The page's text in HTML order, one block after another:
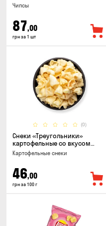
Чипсы
87,00
грн за 1 шт
(0)
Снеки «Треугольники»
картофельные со вкусом
сметаны с луком
Картофельные снеки
46,00
грн за 100 г